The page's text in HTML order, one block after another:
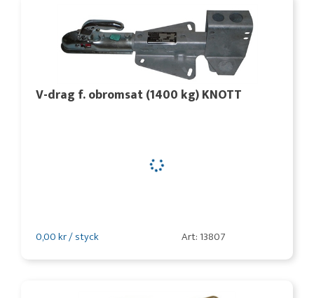
V-drag f. obromsat (1400 kg) KNOTT
0,00 kr / styck Art: 13807